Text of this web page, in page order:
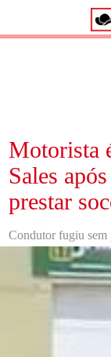
Motorista
Sales
prestar
Condutor fugiu sem